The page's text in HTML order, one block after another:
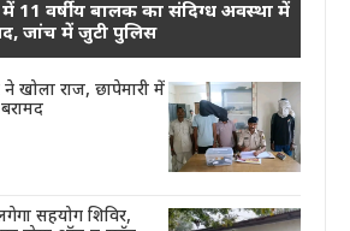
में 11 वर्षीय बालक का संदिग्ध अवस्था में
जांच में जुटी पुलिस
खोला राज, छापेमारी में
सहयोग शिविर,